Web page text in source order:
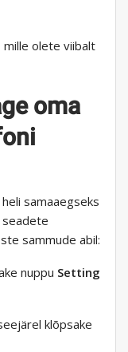
mille olete viibalt
oma
samaaegseks
seadete
sammude abil:
nuppu Setting
klõpsake